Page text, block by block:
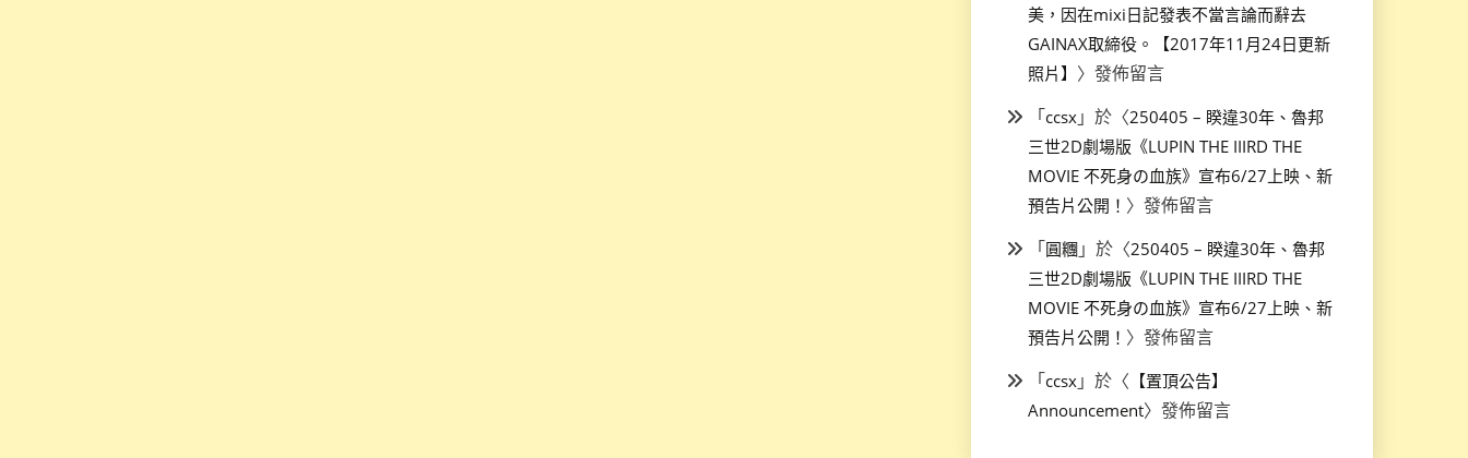
美，因在mixi日記發表不當言論而辭去
GAINAX取締役。【2017年11月24日更新
照片】 〉發佈留言
「ccsx」於〈250405 – 睽違30年、魯邦
三世2D劇場版《LUPIN THE IIIRD THE
MOVIE 不死身の血族》宣布6/27上映、新
預告片公開！ 〉發佈留言
「圓糰」於〈250405 – 睽違30年、魯邦
三世2D劇場版《LUPIN THE IIIRD THE
MOVIE 不死身の血族》宣布6/27上映、新
預告片公開！ 〉發佈留言
「ccsx」於〈 【置頂公告】
Announcement〉發佈留言